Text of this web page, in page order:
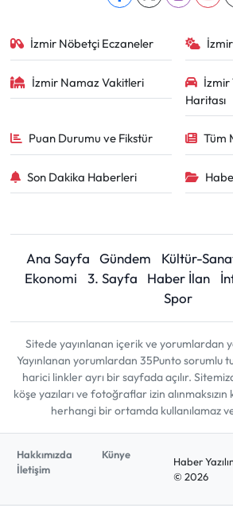
İzmir Nöbetçi Eczaneler
İzmir Namaz Vakitleri
İzmir
Haritası
Puan Durumu ve Fikstür Tüm
Son Dakika Haberleri
Ana Sayfa Gündem Kültür-
Ekonomi
3. Sayfa Haber İlan
Spor
Sitede yayınlanan içerik ve yorumlardan
Yayınlanan yorumlardan 35Punto sorumlu
harici linkler ayrı bir sayfada açılır.
köşe yazıları ve fotoğraflar izin
herhangi bir ortamda kullanılamaz
Hakkımızda
Künye
İletişim
Haber
© 2026